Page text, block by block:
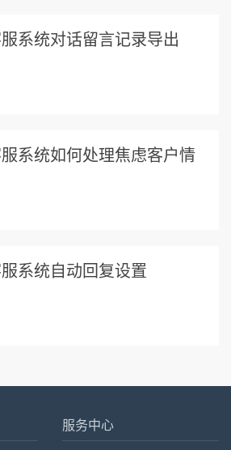
系统对话留言记录导出
系统如何处理焦虑客户情
系统自动回复设置
服务中心